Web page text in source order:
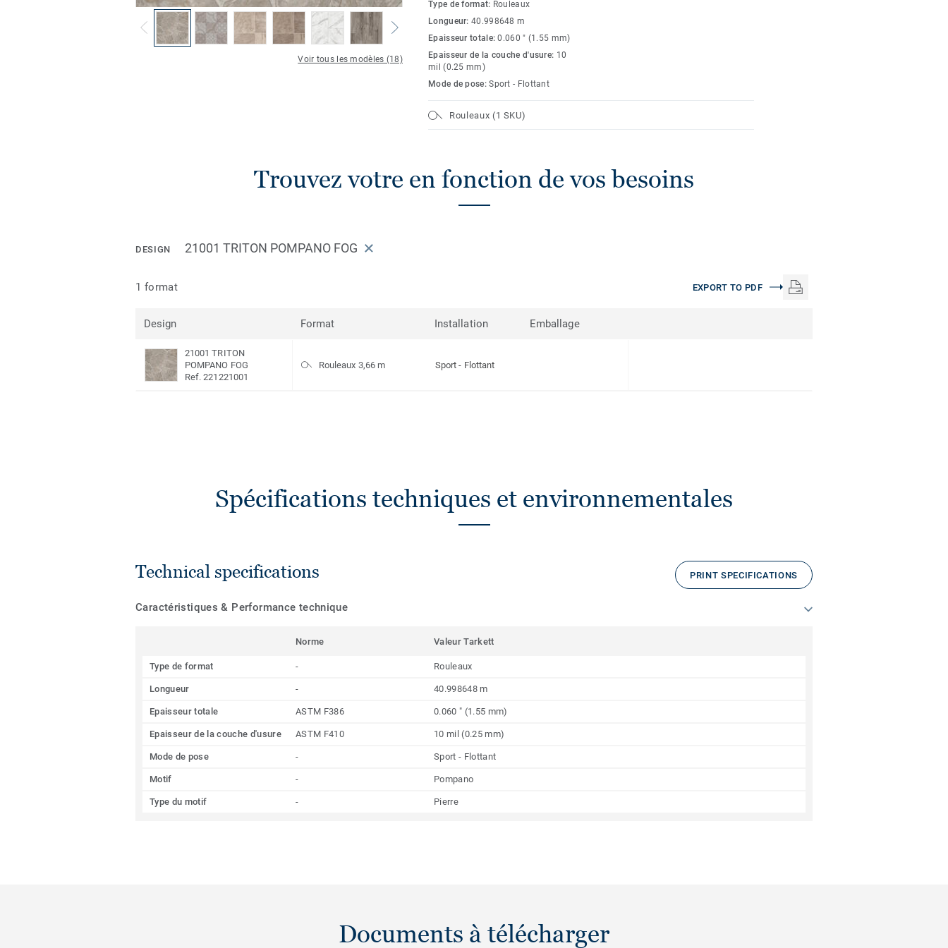
Voir tous les modèles (18)
Type de format: Rouleaux
Longueur: 40.998648 m
Epaisseur totale:0.060 " (1.55 mm)
Epaisseur de la couche d'usure: 10
mil (0.25 mm)
Mode de pose:Sport - Flottant
Rouleaux (1 SKU)
Trouvez votre en fonction de vos besoins
DESIGN 21001 TRITON POMPANO FOG
1 format EXPORT TO PDF
Design Format Installation Emballage
21001 TRITON
POMPANO FOG
Ref. 221221001
Rouleaux 3,66 m Sport - Flottant
Spécifications techniques et environnementales
Technical specifications PRINT SPECIFICATIONS
Caractéristiques & Performance technique
Norme Valeur Tarkett
Type de format - Rouleaux
Longueur - 40.998648 m
Epaisseur totale ASTM F386 0.060 " (1.55 mm)
Epaisseur de la couche d'usure ASTM F410 10 mil (0.25 mm)
Mode de pose - Sport - Flottant
Motif - Pompano
Type du motif - Pierre
Documents à télécharger